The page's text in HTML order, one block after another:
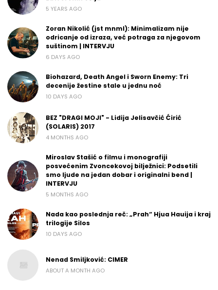
5 YEARS AGO
Zoran Nikolić (jst mnml): Minimalizam nije
odricanje od izraza, već potraga za njegovom
suštinom | INTERVJU
6 DAYS AGO
Biohazard, Death Angel i Sworn Enemy: Tri
decenije žestine stale u jednu noć
10 DAYS AGO
BEZ "DRAGI MOJI" - Lidija Jelisavčić Ćirić
(SOLARIS) 2017
4 MONTHS AGO
Miroslav Stašić o filmu i monografiji
posvećenim Zvoncekovoj bilježnici: Podsetili
smo ljude na jedan dobar i originalni bend |
INTERVJU
5 MONTHS AGO
Nada kao poslednja reč: „Prah“ Hjua Hauija i kraj
trilogije Silos
10 DAYS AGO
Nenad Smiljković: CIMER
ABOUT A MONTH AGO